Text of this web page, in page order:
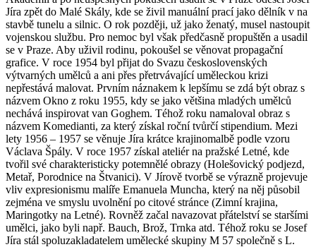
Jíra zpět do Malé Skály, kde se živil manuální prací jako dělník v na
stavbě tunelu a silnic. O rok později, už jako ženatý, musel nastoupit
vojenskou službu. Pro nemoc byl však předčasně propuštěn a usadil
se v Praze. Aby uživil rodinu, pokoušel se věnovat propagační
grafice. V roce 1954 byl přijat do Svazu československých
výtvarných umělců a ani přes přetrvávající uměleckou krizi
nepřestává malovat. Prvním náznakem k lepšímu se zdá být obraz s
názvem Okno z roku 1955, kdy se jako většina mladých umělců
nechává inspirovat van Goghem. Téhož roku namaloval obraz s
názvem Komedianti, za který získal roční tvůrčí stipendium. Mezi
lety 1956 – 1957 se věnuje Jíra krátce krajinomalbě podle vzoru
Václava Špály. V roce 1957 získal ateliér na pražské Letné, kde
tvořil své charakteristicky potemnělé obrazy (Holešovický podjezd,
Metař, Porodnice na Štvanici). V Jírově tvorbě se výrazně projevuje
vliv expresionismu malíře Emanuela Muncha, který na něj působil
zejména ve smyslu uvolnění po citové stránce (Zimní krajina,
Maringotky na Letné). Rovněž začal navazovat přátelství se staršími
umělci, jako byli např. Bauch, Brož, Trnka atd. Téhož roku se Josef
Jíra stál spoluzakladatelem umělecké skupiny M 57 společně s L.